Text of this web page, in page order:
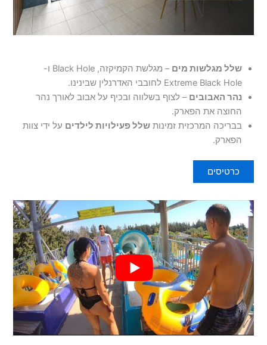
שלל מגלשות מים
– מגלשת הקמיקזה, Black Hole ו-
Extreme Black Hole לחובבי האדרנלין שבינינו.
נהר האבובים – לצוף בשלווה ובכיף על אבוב לאורך נהר
החוצה את הפארק.
בבריכה המרכזית זמינותשלל פעילויות לילדים על ידי צוות
הפארק.
כרטיסים